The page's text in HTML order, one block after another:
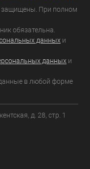
защищены. При полном
обязательна.
данных и
данных и
в любой форме
д. 28, стр. 1